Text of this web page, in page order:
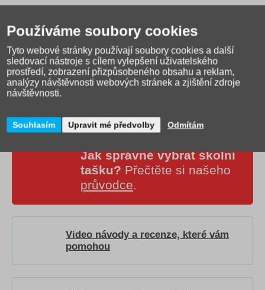
Jak správně vybrat školní
tašku? Přečtěte si našeho
průvodce.
Video návody a recenze, které vám
pomohou
Používáme soubory cookies
Tyto webové stránky používají soubory cookies a další
sledovací nástroje s cílem vylepšení uživatelského
prostředí, zobrazení přizpůsobeného obsahu a reklam,
analýzy návštěvnosti webových stránek a zjištění zdroje
návštěvnosti.
Souhlasím Upravit mé předvolby Odmítám